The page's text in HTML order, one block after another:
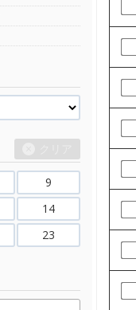
9
14
23